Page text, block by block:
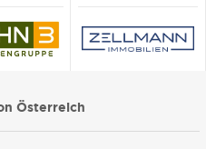
Österreich